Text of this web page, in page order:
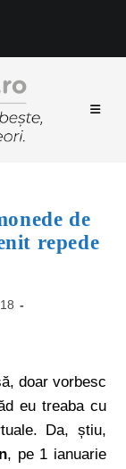
de
repede
doar vorbesc
eu treaba cu
Da, știu,
, pe 1 ianuarie